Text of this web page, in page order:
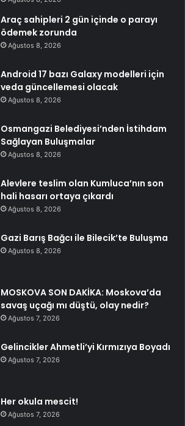
Araç sahipleri 2 gün içinde o parayı
ödemek zorunda
Ağustos 8, 2026
Android 17 bazı Galaxy modelleri için
veda güncellemesi olacak
Ağustos 8, 2026
Osmangazi Belediyesi’nden İstihdam
Sağlayan Buluşmalar
Ağustos 8, 2026
Alevlere teslim olan Kumluca’nın son
hali hasarı ortaya çıkardı
Ağustos 8, 2026
Gazi Barış Bağcı ile Bilecik’te Buluşma
Ağustos 8, 2026
MOSKOVA SON DAKİKA: Moskova’da
savaş uçağı mı düştü, olay nedir?
Ağustos 7, 2026
Gelincikler Ahmetli’yi Kırmızıya Boyadı
Ağustos 7, 2026
Her okula mescit!
Ağustos 7, 2026